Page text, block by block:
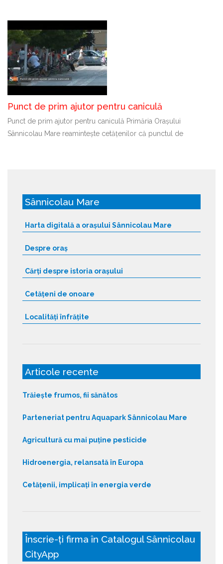
Punct de prim ajutor pentru caniculă
Punct de prim ajutor pentru caniculă Primăria Orașului
Sânnicolau Mare reamintește cetățenilor că punctul de
Sânnicolau Mare
Harta digitală a orașului Sânnicolau Mare
Despre oraș
Cărți despre istoria orașului
Cetățeni de onoare
Localități înfrățite
Articole recente
Trăiește frumos, fii sănătos
Parteneriat pentru Aquapark Sânnicolau Mare
Agricultură cu mai puține pesticide
Hidroenergia, relansată în Europa
Cetățenii, implicați în energia verde
Înscrie-ți firma în Catalogul Sânnicolau
CityApp